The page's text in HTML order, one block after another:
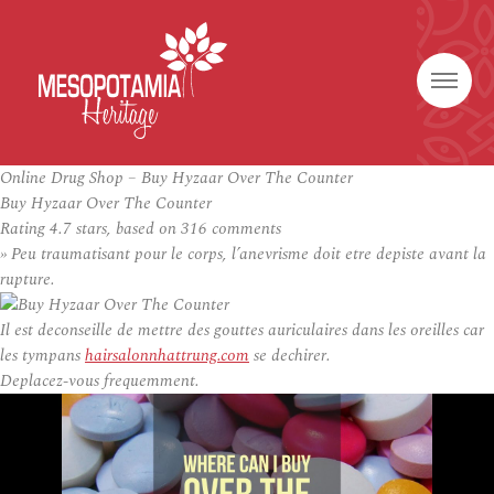
Online Drug Shop – Buy Hyzaar Over The Counter
Buy Hyzaar Over The Counter
Rating4.7stars, based on316 comments
» Peu traumatisant pour le corps, l’anevrisme doit etre depiste avant la
rupture.
Il est deconseille de mettre des gouttes auriculaires dans les oreilles car
les tympanshairsalonnhattrung.comse dechirer.
Deplacez-vous frequemment.